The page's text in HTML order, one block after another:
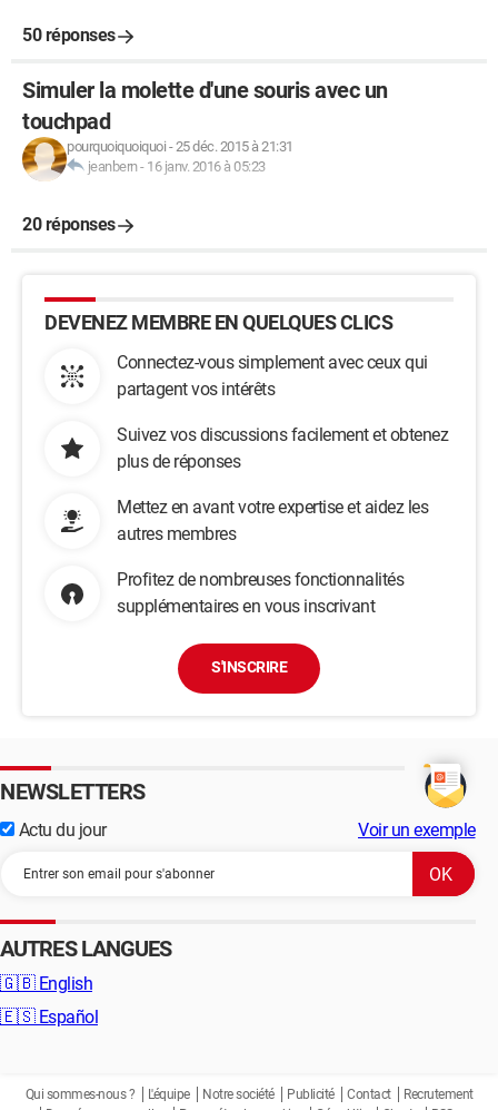
50 réponses
Simuler la molette d'une souris avec un
touchpad
pourquoiquoiquoi -25 déc. 2015 à 21:31
jeanbern- 16 janv. 2016 à 05:23
20 réponses
DEVENEZ MEMBRE EN QUELQUES CLICS
Connectez-vous simplement avec ceux qui
partagent vos intérêts
Suivez vos discussions facilement et obtenez
plus de réponses
Mettez en avant votre expertise et aidez les
autres membres
Profitez de nombreuses fonctionnalités
supplémentaires en vous inscrivant
S'INSCRIRE
NEWSLETTERS
Actu du jour Voir un exemple
AUTRES LANGUES
🇬🇧 English
🇪🇸 Español
Qui sommes-nous ? L'équipe Notre société Publicité Contact
Recrutement